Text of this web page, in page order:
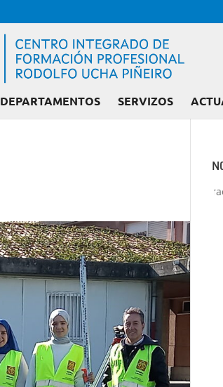
DEPARTAMENTOS SERVIZOS
Admisión FP: Ciclos liberados